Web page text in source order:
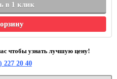
в 1 клик
чтобы узнать лучшую цену!
227 20 40